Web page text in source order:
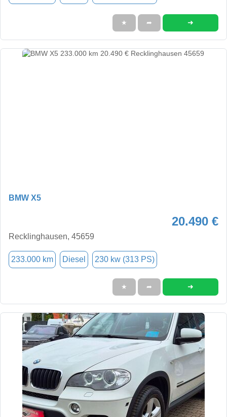
★ ➦ ➜
BMW X5
20.490 €
Recklinghausen, 45659
233.000 km Diesel 230 kw (313 PS)
★ ➦ ➜